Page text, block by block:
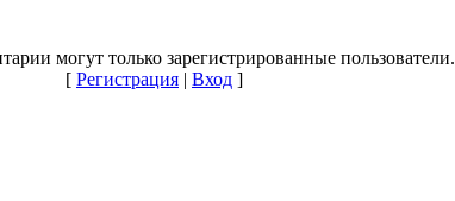
могут только зарегистрированные пользователи.
[ Регистрация | Вход ]